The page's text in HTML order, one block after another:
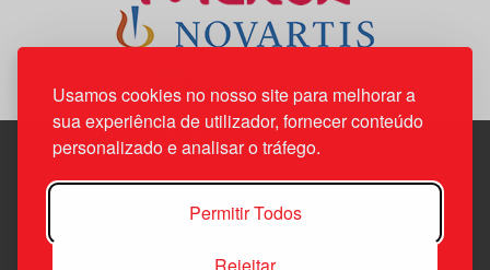
Usamos cookies no nosso site para melhorar a
sua experiência de utilizador, fornecer conteúdo
personalizado e analisar o tráfego.
Permitir Todos
Edif. Lisboa Oriente | Av. Infante D. Henrique, n.º 333H, esc.
1800-282 Lisboa | Portugal